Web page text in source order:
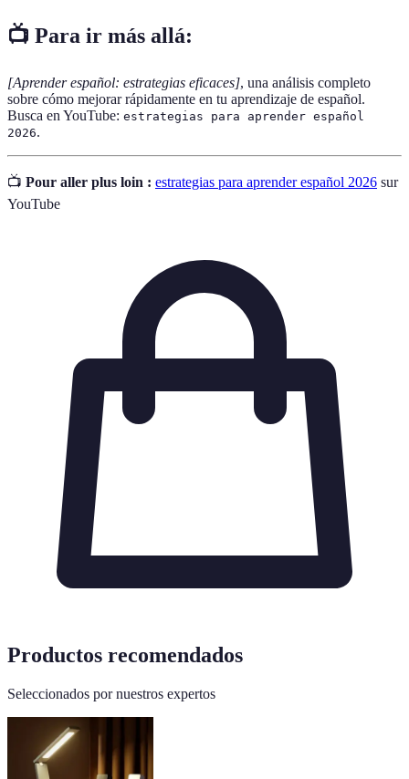
📺 Para ir más allá:
[Aprender español: estrategias eficaces], una análisis completo
sobre cómo mejorar rápidamente en tu aprendizaje de español.
Busca en YouTube: estrategias para aprender español
2026.
📺 Pour aller plus loin : estrategias para aprender español 2026 sur
YouTube
Productos recomendados
Seleccionados por nuestros expertos